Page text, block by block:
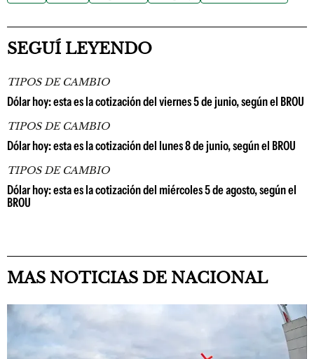
SEGUÍ LEYENDO
TIPOS DE CAMBIO
Dólar hoy: esta es la cotización del viernes 5 de junio, según el BROU
TIPOS DE CAMBIO
Dólar hoy: esta es la cotización del lunes 8 de junio, según el BROU
TIPOS DE CAMBIO
Dólar hoy: esta es la cotización del miércoles 5 de agosto, según el
BROU
MAS NOTICIAS DE NACIONAL